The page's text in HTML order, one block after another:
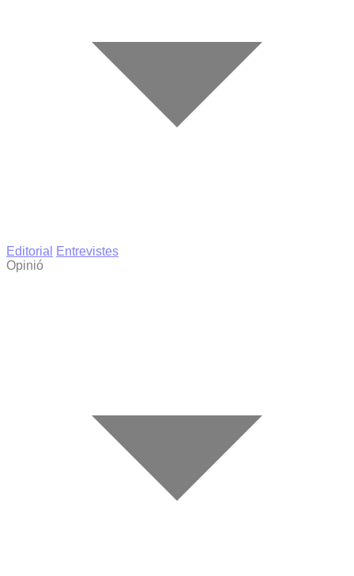
Editorial
Entrevistes
Opinió